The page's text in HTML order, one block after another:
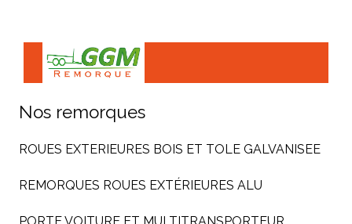
Nos remorques
ROUES EXTERIEURES BOIS ET TOLE GALVANISEE
REMORQUES ROUES EXTÉRIEURES ALU
PORTE VOITURE ET MULTITRANSPORTEUR